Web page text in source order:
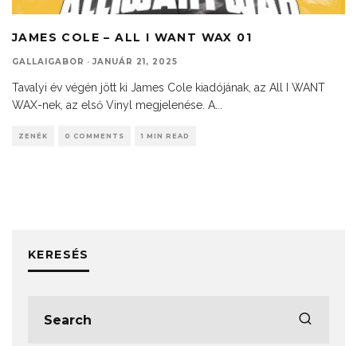
JAMES COLE – ALL I WANT WAX 01
GALLAIGABOR · JANUÁR 21, 2025
Tavalyi év végén jött ki James Cole kiadójának, az All I WANT
WAX-nek, az első Vinyl megjelenése. A
ZENÉK 0 COMMENTS 1 MIN READ
KERESÉS